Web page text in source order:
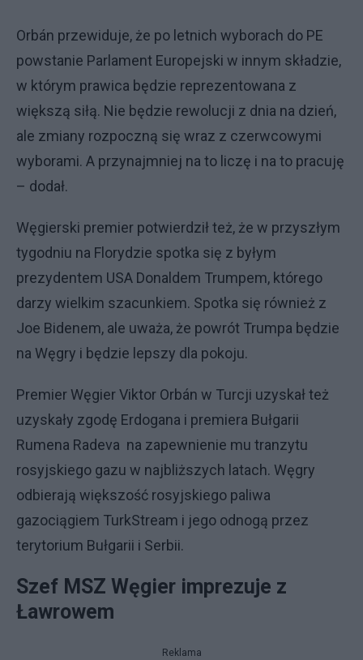
Orbán przewiduje, że po letnich wyborach do PE
powstanie Parlament Europejski w innym składzie,
w którym prawica będzie reprezentowana z
większą siłą. Nie będzie rewolucji z dnia na dzień,
ale zmiany rozpoczną się wraz z czerwcowymi
wyborami. A przynajmniej na to liczę i na to pracuję
– dodał.
Węgierski premier potwierdził też, że w przyszłym
tygodniu na Florydzie spotka się z byłym
prezydentem USA Donaldem Trumpem, którego
darzy wielkim szacunkiem. Spotka się również z
Joe Bidenem, ale uważa, że powrót Trumpa będzie
na Węgry i będzie lepszy dla pokoju.
Premier Węgier Viktor Orbán w Turcji uzyskał też
uzyskały zgodę Erdogana i premiera Bułgarii
Rumena Radeva na zapewnienie mu tranzytu
rosyjskiego gazu w najbliższych latach. Węgry
odbierają większość rosyjskiego paliwa
gazociągiem TurkStream i jego odnogą przez
terytorium Bułgarii i Serbii.
Szef MSZ Węgier imprezuje z
Ławrowem
Reklama